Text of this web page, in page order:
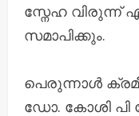
സ്നേഹ വിരുന്ന്
സമാപിക്കും.
പെരുന്നാൾ
ഡോ. കോശി പി